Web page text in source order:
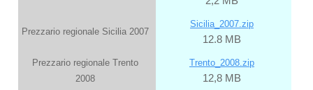
Prezzario regionale Sicilia 2007
Sicilia_2007.zip
12.8 MB
Prezzario regionale Trento
2008
Trento_2008.zip
12,8 MB